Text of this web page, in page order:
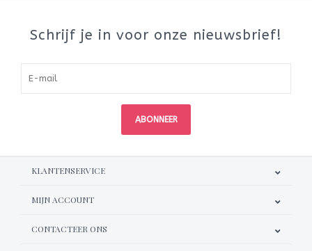
Schrijf je in voor onze nieuwsbrief!
ABONNEER
KLANTENSERVICE
MIJN ACCOUNT
CONTACTEER ONS